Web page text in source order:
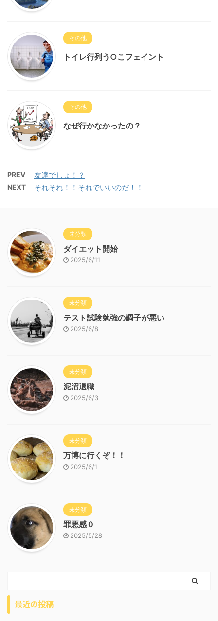
その他
トイレ行列う○こフェイント
その他
なぜ行かなかったの？
PREV 友達でしょ！？
NEXT それそれ！！それでいいのだ！！
未分類
ダイエット開始
2025/6/11
未分類
テスト試験勉強の調子が悪い
2025/6/8
未分類
泥沼退職
2025/6/3
未分類
万博に行くぞ！！
2025/6/1
未分類
罪悪感０
2025/5/28
最近の投稿